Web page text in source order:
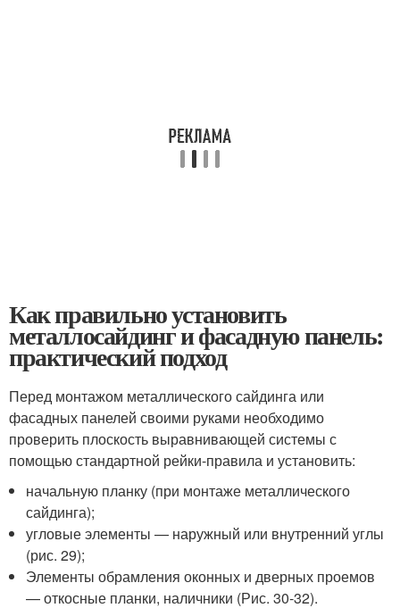
Как правильно установить
металлосайдинг и фасадную панель:
практический подход
Перед монтажом металлического сайдинга или
фасадных панелей своими руками необходимо
проверить плоскость выравнивающей системы с
помощью стандартной рейки-правила и установить:
начальную планку (при монтаже металлического
сайдинга);
угловые элементы — наружный или внутренний углы
(рис. 29);
Элементы обрамления оконных и дверных проемов
— откосные планки, наличники (Рис. 30-32).